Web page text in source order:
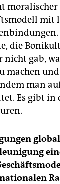
moralischer
die
nicht gab,
machen
man
Es gibt in